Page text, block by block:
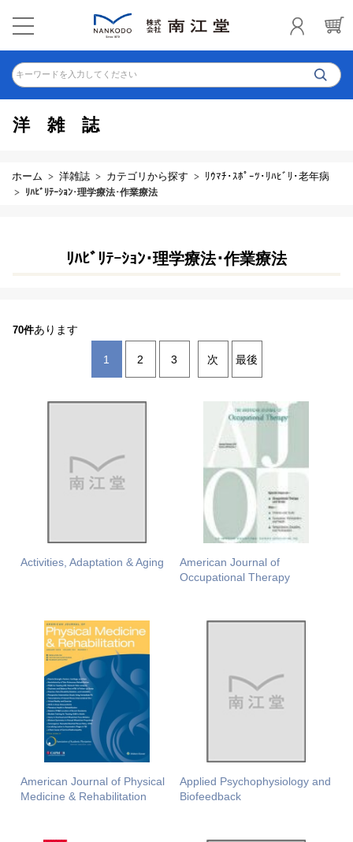
キーワードを入力してください
洋雑誌
ホーム 洋雑誌 カテゴリから探す ﾘｳﾏﾁ･ｽﾎﾟｰﾂ･ﾘﾊﾋﾞﾘ･老年病
ﾘﾊﾋﾞﾘﾃｰｼｮﾝ･理学療法･作業療法
ﾘﾊﾋﾞﾘﾃｰｼｮﾝ･理学療法･作業療法
70件あります
1 2 3 次 最後
Activities, Adaptation & Aging
American Journal of
Occupational Therapy
American Journal of Physical
Medicine & Rehabilitation
Applied Psychophysiology and
Biofeedback